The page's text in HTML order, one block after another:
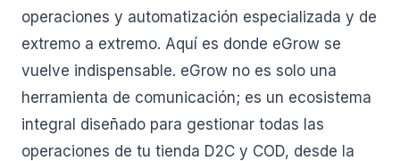
operaciones y automatización especializada y de
extremo a extremo. Aquí es donde eGrow se
vuelve indispensable. eGrow no es solo una
herramienta de comunicación; es un ecosistema
integral diseñado para gestionar todas las
operaciones de tu tienda D2C y COD, desde la